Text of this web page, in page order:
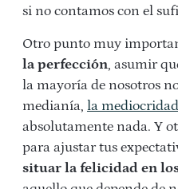
si no contamos con el
Otro punto muy
la perfección, asumir
la mayoría de nosotros
medianía, la mediocridad
absolutamente nada. Y
para ajustar tus
situar la felicidad en